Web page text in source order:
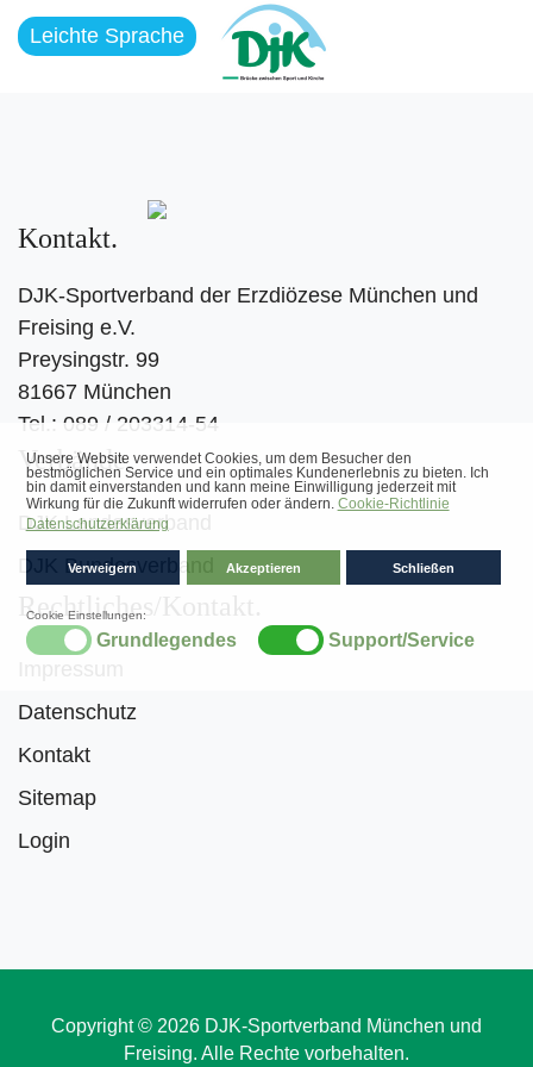
Leichte Sprache
Kontakt
DJK-Sportverband der Erzdiözese München und
Freising e.V.
Preysingstr. 99
81667 München
Tel.: 089 / 203314-54
Verbände
DJK Landesverband
DJK Bundesverband
Rechtliches/Kontakt
Datenschutz
Kontakt
Sitemap
Login
Copyright © 2026 DJK-Sportverband München und
Freising. Alle Rechte vorbehalten.